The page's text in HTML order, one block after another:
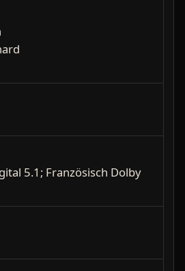
5.1; Französisch Dolby